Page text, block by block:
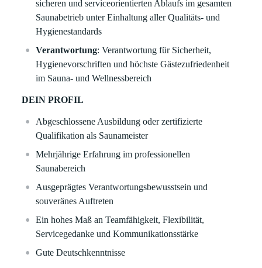
sicheren und serviceorientierten Ablaufs im gesamten
Saunabetrieb unter Einhaltung aller Qualitäts- und
Hygienestandards
Verantwortung: Verantwortung für Sicherheit,
Hygienevorschriften und höchste Gästezufriedenheit
im Sauna- und Wellnessbereich
DEIN PROFIL
Abgeschlossene Ausbildung oder zertifizierte
Qualifikation als Saunameister
Mehrjährige Erfahrung im professionellen
Saunabereich
Ausgeprägtes Verantwortungsbewusstsein und
souveränes Auftreten
Ein hohes Maß an Teamfähigkeit, Flexibilität,
Servicegedanke und Kommunikationsstärke
Gute Deutschkenntnisse